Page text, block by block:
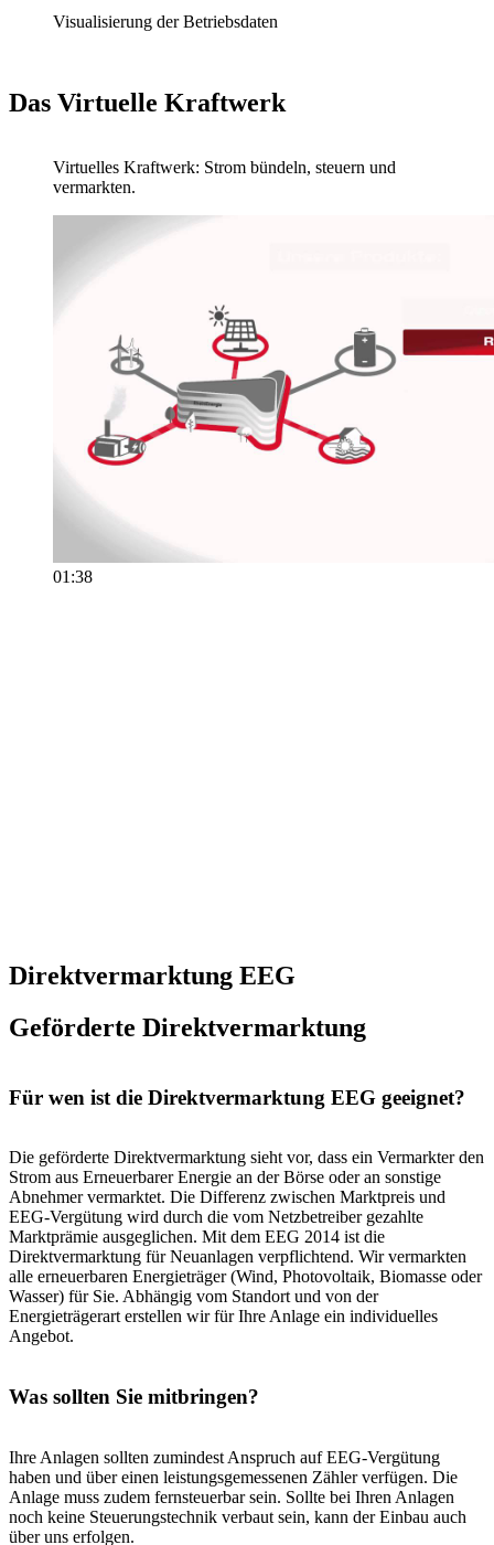
Visualisierung der Betriebsdaten
Das Virtuelle Kraftwerk
Virtuelles Kraftwerk: Strom bündeln, steuern und
vermarkten.
01:38
Direktvermarktung EEG
Geförderte Direkt­ver­mark­tung
Für wen ist die Direktvermarktung EEG geeignet?
Die geförderte Direktvermarktung sieht vor, dass ein Vermarkter den
Strom aus Erneuerbarer Energie an der Börse oder an sonstige
Abnehmer vermarktet. Die Differenz zwischen Marktpreis und
EEG-Vergütung wird durch die vom Netzbetreiber gezahlte
Marktprämie ausgeglichen. Mit dem EEG 2014 ist die
Direktvermarktung für Neuanlagen verpflichtend. Wir vermarkten
alle erneuerbaren Energieträger (Wind, Photovoltaik, Biomasse oder
Wasser) für Sie. Abhängig vom Standort und von der
Energieträgerart erstellen wir für Ihre Anlage ein individuelles
Angebot.
Was sollten Sie mitbringen?
Ihre Anlagen sollten zumindest Anspruch auf EEG-Vergütung
haben und über einen leistungsgemessenen Zähler verfügen. Die
Anlage muss zudem fernsteuerbar sein. Sollte bei Ihren Anlagen
noch keine Steuerungstechnik verbaut sein, kann der Einbau auch
über uns erfolgen.